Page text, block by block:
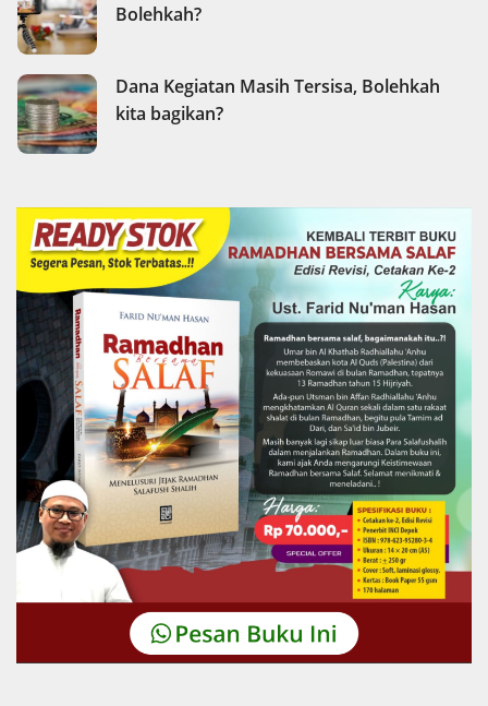
Bolehkah?
Dana Kegiatan Masih Tersisa, Bolehkah
kita bagikan?